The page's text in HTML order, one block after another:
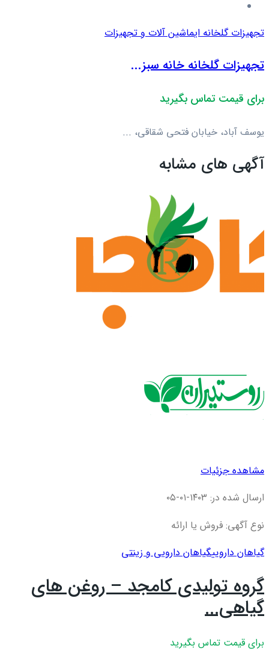
تجهیزات گلخانه ایماشین آلات و تجهیزات
تجهیزات گلخانه خانه سبز...
برای قیمت تماس بگیرید
یوسف آباد، خیابان فتحی شقاقی، ...
آگهی های مشابه
مشاهده جزئیات
ارسال شده در: ۱۴۰۳-۰۱-۰۵
نوع آگهی: فروش یا ارائه
گیاهان داروییگیاهان دارویی و زینتی
گروه تولیدی کامجد – روغن های
گیاهی...
برای قیمت تماس بگیرید